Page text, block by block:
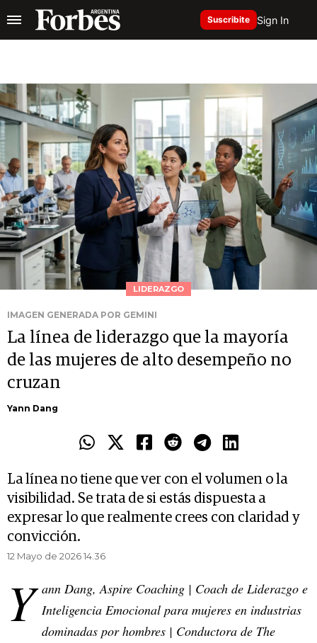
Suscribite Sign In
LIDERAZGO
IMAGEN GENERADA POR GEMINI
La línea de liderazgo que la mayoría
de las mujeres de alto desempeño no
cruzan
Yann Dang
La línea no tiene que ver con el volumen o la
visibilidad. Se trata de si estás dispuesta a
expresar lo que realmente crees con claridad y
convicción.
12 Mayo de 2026 14.36
Y ann Dang, Aspire Coaching | Coach de Liderazgo e
Inteligencia Emocional para mujeres en industrias
dominadas por hombres | Conductora de The